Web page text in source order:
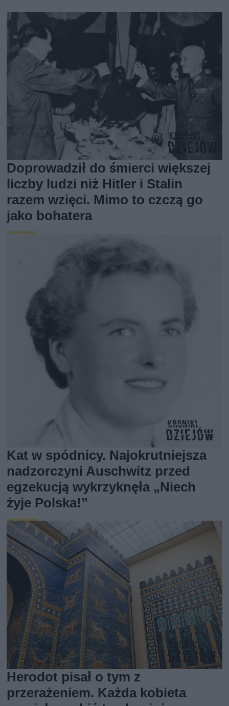
Doprowadził do śmierci większej
liczby ludzi niż Hitler i Stalin
razem wzięci. Mimo to czczą go
jako bohatera
Kat w spódnicy. Najokrutniejsza
nadzorczyni Auschwitz przed
egzekucją wykrzyknęła „Niech
żyje Polska!”
Herodot pisał o tym z
przerażeniem. Każda kobieta